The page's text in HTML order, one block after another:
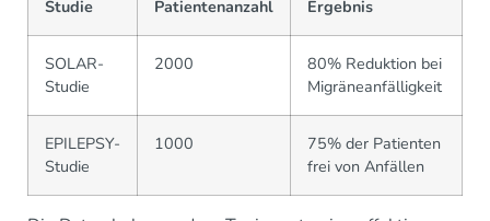
Studie Patientenanzahl Ergebnis
SOLAR-
Studie
2000
80% Reduktion bei
Migräneanfälligkeit
EPILEPSY-
Studie
1000
75% der Patienten
frei von Anfällen